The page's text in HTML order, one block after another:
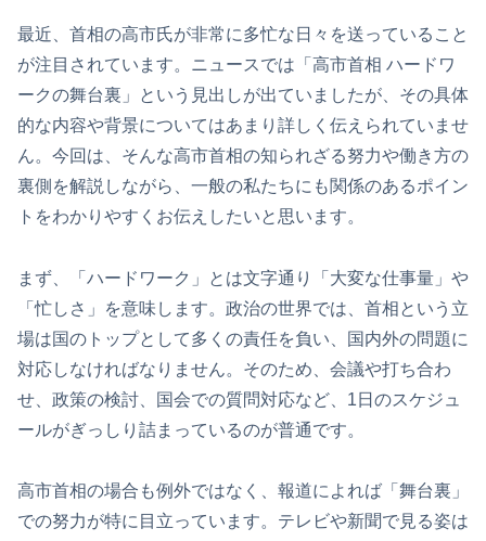
最近、首相の高市氏が非常に多忙な日々を送っていること
が注目されています。ニュースでは「高市首相 ハードワ
ークの舞台裏」という見出しが出ていましたが、その具体
的な内容や背景についてはあまり詳しく伝えられていませ
ん。今回は、そんな高市首相の知られざる努力や働き方の
裏側を解説しながら、一般の私たちにも関係のあるポイン
トをわかりやすくお伝えしたいと思います。
まず、「ハードワーク」とは文字通り「大変な仕事量」や
「忙しさ」を意味します。政治の世界では、首相という立
場は国のトップとして多くの責任を負い、国内外の問題に
対応しなければなりません。そのため、会議や打ち合わ
せ、政策の検討、国会での質問対応など、1日のスケジュ
ールがぎっしり詰まっているのが普通です。
高市首相の場合も例外ではなく、報道によれば「舞台裏」
での努力が特に目立っています。テレビや新聞で見る姿は